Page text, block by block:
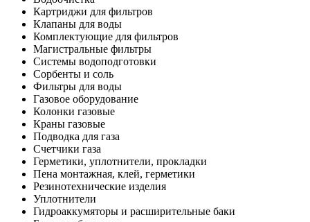
Картриджи для фильтров
Клапаны для воды
Комплектующие для фильтров
Магистральные фильтры
Системы водоподготовки
Сорбенты и соль
Фильтры для воды
Газовое оборудование
Колонки газовые
Краны газовые
Подводка для газа
Счетчики газа
Герметики, уплотнители, прокладки
Пена монтажная, клей, герметики
Резинотехнические изделия
Уплотнители
Гидроаккумяторы и расширительные баки